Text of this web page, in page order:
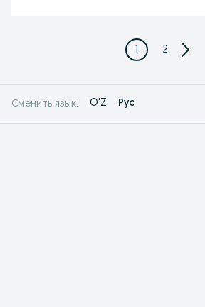
1 2
Сменить язык: O'Z Рус